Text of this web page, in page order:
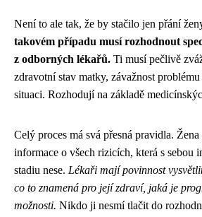
Není to ale tak, že by stačilo jen přání
takovém případu musí rozhodnout
z odborných lékařů. Ti musí pečlivě
zdravotní stav matky, závažnost
situaci. Rozhodují na základě
Celý proces má svá přesná pravidla.
informace o všech rizicích, která s sebou
stadiu nese. Lékaři mají povinnost
co to znamená pro její zdraví, jaká je
možnosti. Nikdo ji nesmí tlačit do